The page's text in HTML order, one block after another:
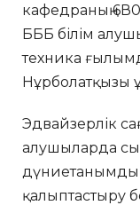
кафедраның
БББ білім
техника
Нұрболатқызы
Эдвайзерлік
алушыларда
дүниетанымды
қалыптастыру